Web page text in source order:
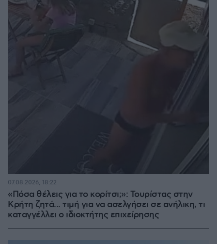
«Πόσα θέλεις για το κορίτσι;»: Τουρίστας στην
Κρήτη ζητά... τιμή για να ασελγήσει σε ανήλικη, τι
καταγγέλλει ο ιδιοκτήτης επιχείρησης
07.08.2026, 18:22